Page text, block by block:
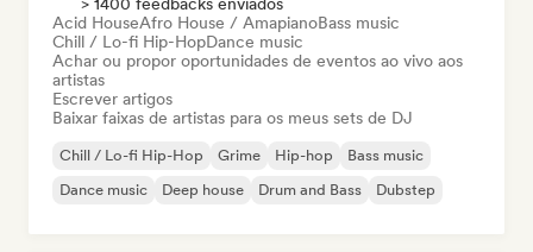
Acid HouseAfro House / AmapianoBass music
Chill / Lo-fi Hip-HopDance music
Achar ou propor oportunidades de eventos ao vivo aos
artistas
Escrever artigos
Baixar faixas de artistas para os meus sets de DJ
Chill / Lo-fi Hip-Hop Grime Hip-hop
Bass music
Dance music
Deep house Drum and Bass Dubstep